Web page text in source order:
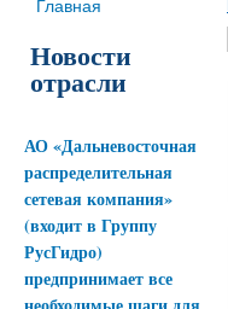
Вы здесь
Главная
Новости
отрасли
АО «Дальневосточная
распределительная
сетевая компания»
(входит в Группу
РусГидро)
предпринимает все